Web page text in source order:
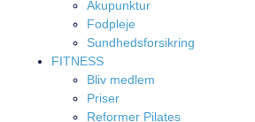
Akupunktur
Fodpleje
Sundhedsforsikring
FITNESS
Bliv medlem
Priser
Reformer Pilates